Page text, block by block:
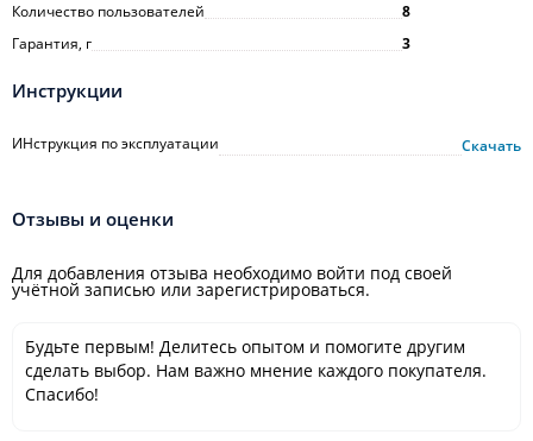
Количество пользователей
8
Гарантия, г
3
Инструкции
ИНструкция по эксплуатации Скачать
Отзывы и оценки
Для добавления отзыва необходимо войти под своей
учётной записью или зарегистрироваться.
Будьте первым! Делитесь опытом и помогите другим
сделать выбор. Нам важно мнение каждого покупателя.
Спасибо!